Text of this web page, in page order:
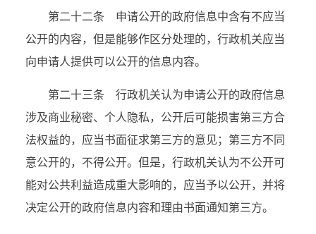
第二十二条 申请公开的政府信息中含有不应当
公开的内容，但是能够作区分处理的，行政机关应当
向申请人提供可以公开的信息内容。
第二十三条 行政机关认为申请公开的政府信息
涉及商业秘密、个人隐私，公开后可能损害第三方合
法权益的，应当书面征求第三方的意见；第三方不同
意公开的，不得公开。但是，行政机关认为不公开可
能对公共利益造成重大影响的，应当予以公开，并将
决定公开的政府信息内容和理由书面通知第三方。